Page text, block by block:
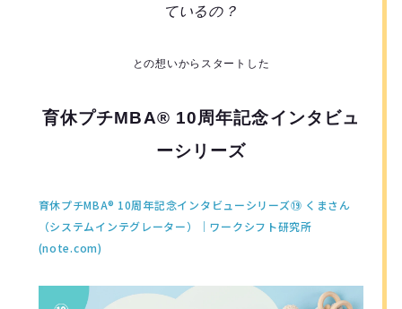
ているの？
との想いからスタートした
育休プチMBA® 10周年記念インタビュ
ーシリーズ
育休プチMBA® 10周年記念インタビューシリーズ⑲ くまさん
（システムインテグレーター）｜ワークシフト研究所
(note.com)